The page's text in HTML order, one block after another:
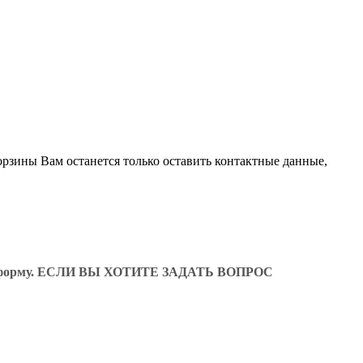
Вам останется только оставить контактные данные,
форму. ЕСЛИ ВЫ ХОТИТЕ ЗАДАТЬ ВОПРОС